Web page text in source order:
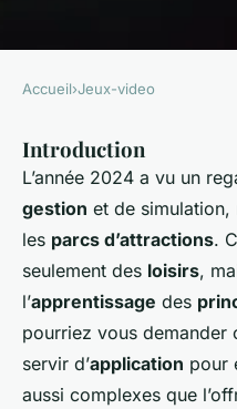
Comment un
parc
enseigner les
l'économie?
Soline 23 septembre 2024
Accueil›Jeux-video
Introduction
L’année 2024 a vu un
gestion et de simulation,
les parcs d’attractions.
seulement des loisirs,
l’apprentissage des
pourriez vous demander
servir d’application pour
aussi complexes que